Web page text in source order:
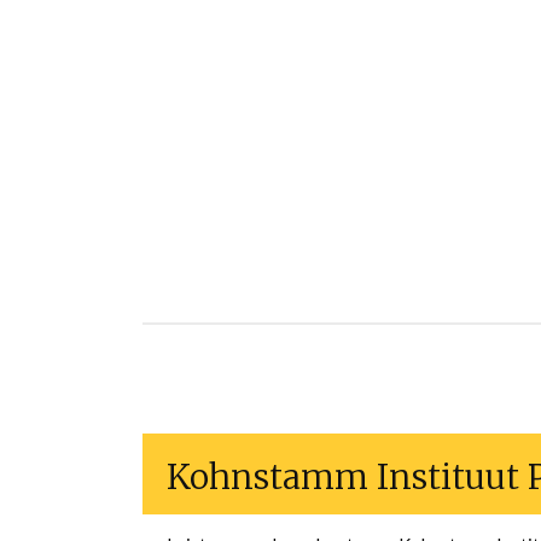
Kohnstamm Instituut